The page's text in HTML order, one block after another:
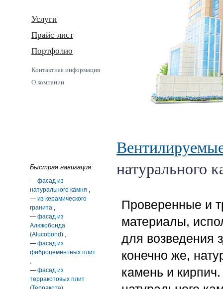
Услуги
Прайс-лист
Портфолио
Контактная информация
О компании
Быстрая навигация:
— фасад из
натурального камня ,
— из керамического
гранита ,
— фасад из
Алюкобонда
(Alucobond) ,
— фасад из
фиброцементных плит
,
— фасад из
терракотовых плит
натурального
Проверенные и
материалы,
для возведения
конечно же,
камень и